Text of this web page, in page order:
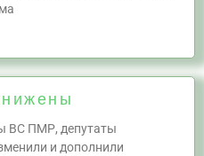
ВС ПМР, депутаты
и дополнили